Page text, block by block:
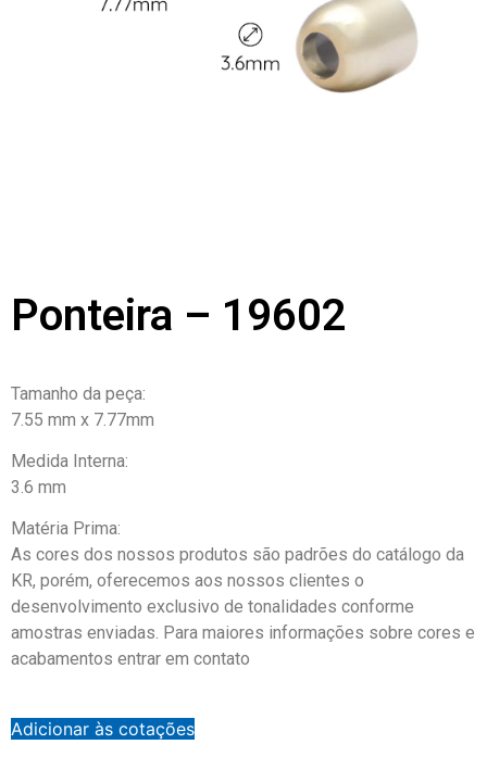
Ponteira – 19602
Tamanho da peça:
7.55 mm x 7.77mm
Medida Interna:
3.6 mm
Matéria Prima:
As cores dos nossos produtos são padrões do catálogo da
KR, porém, oferecemos aos nossos clientes o
desenvolvimento exclusivo de tonalidades conforme
amostras enviadas. Para maiores informações sobre cores e
acabamentos entrar em contato
Adicionar às cotações